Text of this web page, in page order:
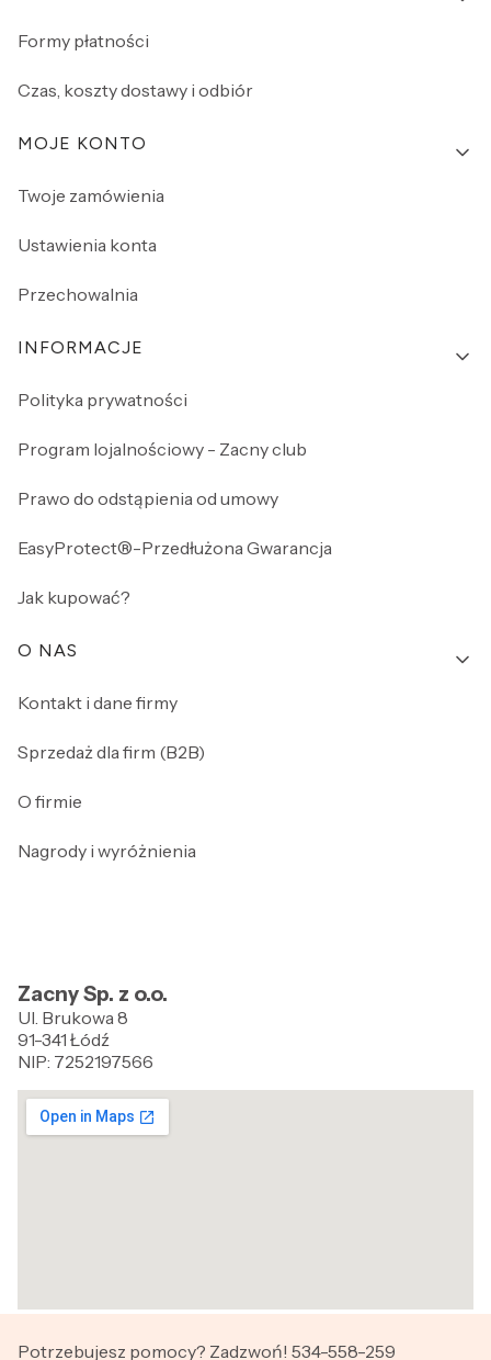
Formy płatności
Czas, koszty dostawy i odbiór
MOJE KONTO
Twoje zamówienia
Ustawienia konta
Przechowalnia
INFORMACJE
Polityka prywatności
Program lojalnościowy - Zacny club
Prawo do odstąpienia od umowy
EasyProtect®-Przedłużona Gwarancja
Jak kupować?
O NAS
Kontakt i dane firmy
Sprzedaż dla firm (B2B)
O firmie
Nagrody i wyróżnienia
Zacny Sp. z o.o.
Ul. Brukowa 8
91-341 Łódź
NIP: 7252197566
Potrzebujesz pomocy? Zadzwoń! 534-558-259